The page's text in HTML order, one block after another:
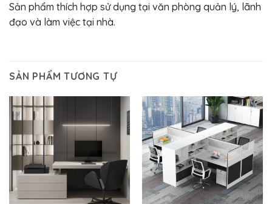
Sản phẩm thích hợp sử dụng tại văn phòng quản lý, lãnh
đạo và làm việc tại nhà.
SẢN PHẨM TƯƠNG TỰ